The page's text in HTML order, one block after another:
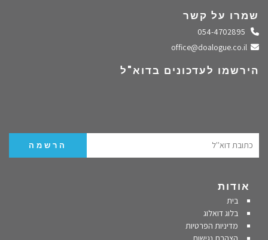
שמרו על קשר
התקשרו אלינו
שלחו מייל
הירשמו לעדכונים בדוא"ל
אודות
בית
בלוג דואלוג
מדיניות הפרטיות